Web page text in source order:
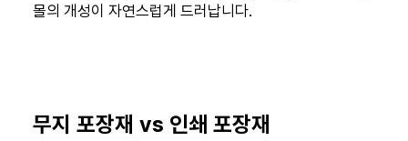
몰의 개성이 자연스럽게 드러납니다.
무지 포장재 vs 인쇄 포장재